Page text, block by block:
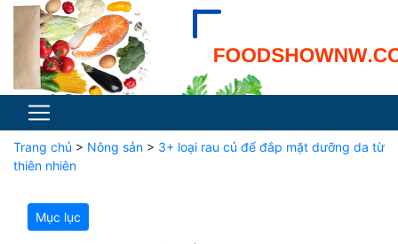
Trang chủ > Nông sản > 3+ loại rau củ để đắp mặt dưỡng da từ
thiên nhiên
Mục lục